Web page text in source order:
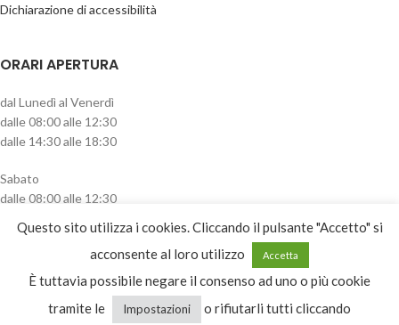
Dichiarazione di accessibilità
ORARI APERTURA
dal Lunedì al Venerdì
dalle 08:00 alle 12:30
dalle 14:30 alle 18:30
Sabato
dalle 08:00 alle 12:30
CATEGORIE PRODOTTO
Seleziona una categoria
Questo sito utilizza i cookies. Cliccando il pulsante "Accetto" si
acconsente al loro utilizzo
Accetta
È tuttavia possibile negare il consenso ad uno o più cookie
tramite le
Impostazioni o rifiutarli tutti cliccando